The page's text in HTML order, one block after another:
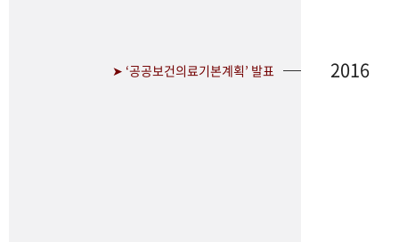
➤ ‘공공보건의료기본계획’ 발표 2016